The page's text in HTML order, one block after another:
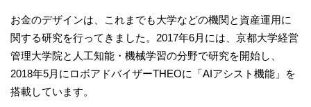
お金のデザインは、これまでも大学などの機関と資産運用に
関する研究を行ってきました。2017年6月には、京都大学経営
管理大学院と人工知能・機械学習の分野で研究を開始し、
2018年5月にロボアドバイザーTHEOに「AIアシスト機能」を
搭載しています。